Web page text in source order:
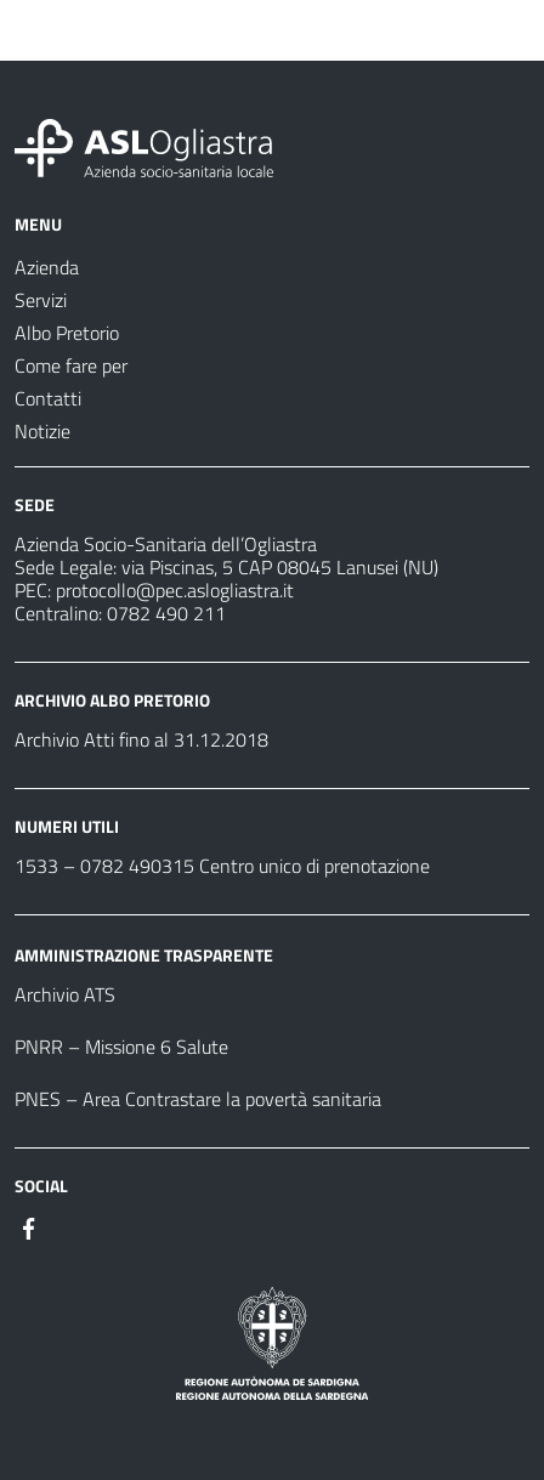
MENU
Azienda
Servizi
Albo Pretorio
Come fare per
Contatti
Notizie
SEDE
Azienda Socio-Sanitaria dell’Ogliastra
Sede Legale: via Piscinas, 5 CAP 08045 Lanusei (NU)
PEC: protocollo@pec.aslogliastra.it
Centralino: 0782 490 211
ARCHIVIO ALBO PRETORIO
Archivio Atti fino al 31.12.2018
NUMERI UTILI
1533 – 0782 490315 Centro unico di prenotazione
AMMINISTRAZIONE TRASPARENTE
Archivio ATS
PNRR – Missione 6 Salute
PNES – Area Contrastare la povertà sanitaria
SOCIAL